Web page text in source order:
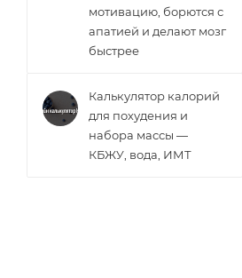
мотивацию, борются с
апатией и делают мозг
быстрее
Калькулятор калорий
для похудения и
набора массы —
КБЖУ, вода, ИМТ